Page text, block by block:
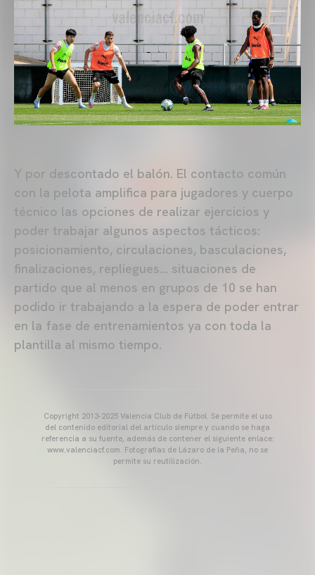
Y por descontado el balón. El contacto común
con la pelota amplifica para jugadores y cuerpo
técnico las opciones de realizar ejercicios y
poder trabajar algunos aspectos tácticos:
posicionamiento, circulaciones, basculaciones,
finalizaciones, repliegues… situaciones de
partido que al menos en grupos de 10 se han
podido ir trabajando a la espera de poder entrar
en la fase de entrenamientos ya con toda la
plantilla al mismo tiempo.
Copyright 2013-2025 Valencia Club de Fútbol. Se permite el uso
del contenido editorial del artículo siempre y cuando se haga
referencia a su fuente, además de contener el siguiente enlace:
www.valenciacf.com. Fotografías de Lázaro de la Peña, no se
permite su reutilización.